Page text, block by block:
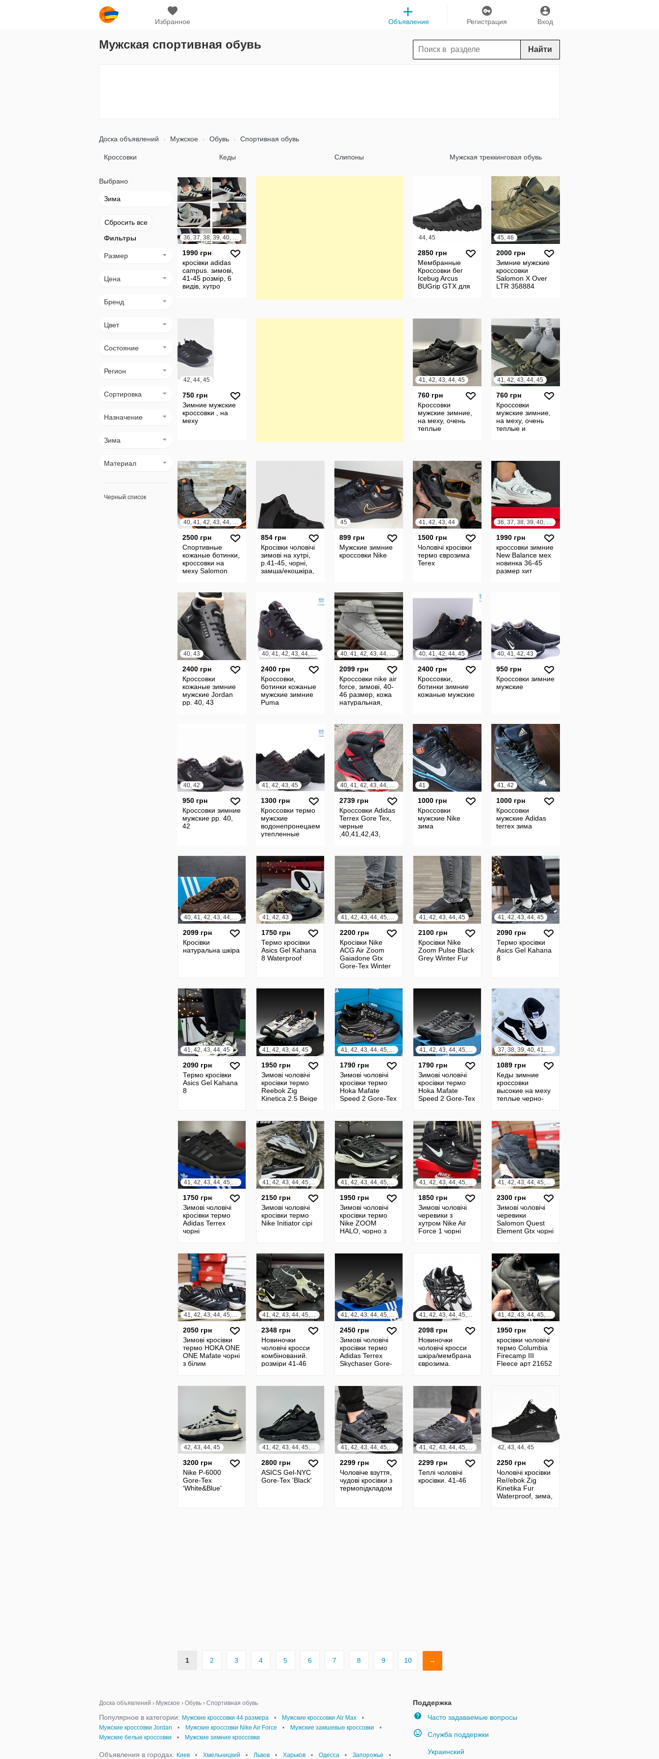
Избранное Вход
Регистрация
Объявление
Мужская спортивная обувь Найти
Доска объявлений Мужское Обувь Спортивная обувь
Кроссовки Кеды Слипоны Мужская треккинговая обувь
Выбрано
Зима
Сбросить все
Фильтры
Размер
Цена
Бренд
Цвет
Состояние
Регион
Сортировка
Назначение
Зима
Материал
Черный список
36, 37, 38, 39, 40, 41, 42, 43, 44, 45
1990 грн
кросівки adidas
campus. зимові,
41-45 розмір, 6
видів, хутро
44, 45
2850 грн
Мембранные
Кроссовки бег
Icebug Arcus
BUGrip GTX для
45, 46
2000 грн
Зимние мужские
кроссовки
Salomon X Over
LTR 358884
42, 44, 45
750 грн
Зимние мужские
кроссовки , на
меху
41, 42, 43, 44, 45
760 грн
Кроссовки
мужские зимние,
на меху, очень
теплые
41, 42, 43, 44, 45
760 грн
Кроссовки
мужские зимние,
на меху, очень
теплые и
40, 41, 42, 43, 44, 45
2500 грн
Спортивные
кожаные ботинки,
кроссовки на
меху Salomon
854 грн
Кросівки чоловічі
зимові на хутрі,
р.41-45, чорні,
замша/екошкіра,
45
899 грн
Мужские зимние
кроссовки Nike
41, 42, 43, 44
1500 грн
Чоловічі кросівки
термо єврозима
Terex
36, 37, 38, 39, 40, 41, 42, 43, 44, 45
1990 грн
кроссовки зимние
New Balance мех
новинка 36-45
размер хит
40, 43
2400 грн
Кроссовки
кожаные зимние
мужские Jordan
рр. 40, 43
40, 41, 42, 43, 44, 45
2400 грн
Кроссовки,
ботинки кожаные
мужские зимние
Puma
40, 41, 42, 43, 44, 45, 46
2099 грн
Кроссовки nike air
force, зимові, 40-
46 размер, кожа
натуральная,
40, 41, 42, 44, 45
2400 грн
Кроссовки,
ботинки зимние
кожаные мужские
40, 41, 42, 43
950 грн
Кроссовки зимние
мужские
40, 42
950 грн
Кроссовки зимние
мужские рр. 40,
42
41, 42, 43, 45
1300 грн
Кроссовки термо
мужские
водонепронецаемые
утепленные
40, 41, 42, 43, 44, 45
2739 грн
Кроссовки Adidas
Terrex Gore Tex,
черные
,40,41,42,43,
41
1000 грн
Кроссовки
мужские Nike
зима
41, 42
1000 грн
Кроссовки
мужские Adidas
terrex зима
40, 41, 42, 43, 44, 45
2099 грн
Кросівки
натуральна шкіра
41, 42, 43
1750 грн
Термо кросівки
Asics Gel Kahana
8 Waterproof
41, 42, 43, 44, 45, 46
2200 грн
Кросівки Nike
ACG Air Zoom
Gaiadone Gtx
Gore-Tex Winter
41, 42, 43, 44, 45
2100 грн
Кросівки Nike
Zoom Pulse Black
Grey Winter Fur
41, 42, 43, 44, 45
2090 грн
Термо кросівки
Asics Gel Kahana
8
41, 42, 43, 44, 45
2090 грн
Термо кросівки
Asics Gel Kahana
8
41, 42, 43, 44, 45
1950 грн
Зимові чоловічі
кросівки термо
Reebok Zig
Kinetica 2.5 Beige
41, 42, 43, 44, 45, 46
1790 грн
Зимові чоловічі
кросівки термо
Hoka Mafate
Speed 2 Gore-Tex
41, 42, 43, 44, 45, 46
1790 грн
Зимові чоловічі
кросівки термо
Hoka Mafate
Speed 2 Gore-Tex
37, 38, 39, 40, 41, 42
1089 грн
Кеды зимние
кроссовки
высокие на меху
теплые черно-
унисекс
41, 42, 43, 44, 45, 46
1750 грн
Зимові чоловічі
кросівки термо
Adidas Terrex
чорні
41, 42, 43, 44, 45, 46
2150 грн
Зимові чоловічі
кросівки термо
Nike Initiator сірі
41, 42, 43, 44, 45, 46
1950 грн
Зимові чоловічі
кросівки термо
Nike ZOOM
HALO, чорно з
41, 42, 43, 44, 45, 46
1850 грн
Зимові чоловічі
черевики з
хутром Nike Air
Force 1 чорні
41, 42, 43, 44, 45, 46
2300 грн
Зимові чоловічі
черевики
Salomon Quest
Element Gtx чорні
41, 42, 43, 44, 45, 46
2050 грн
Зимові кросівки
термо HOKA ONE
ONE Mafate чорні
з білим
41, 42, 43, 44, 45, 46
2348 грн
Новиночки
чоловічі кросси
комбінований.
розміри 41-46
41, 42, 43, 44, 45, 46
2450 грн
Зимові чоловічі
кросівки термо
Adidas Terrex
Skychaser Gore-
41, 42, 43, 44, 45, 46
2098 грн
Новиночки
чоловічі кросси
шкіра/мембрана
єврозима.
41, 42, 43, 44, 45, 46
1950 грн
кросівки чоловічі
термо Columbia
Firecamp III
Fleece арт 21652
42, 43, 44, 45
3200 грн
Nike P-6000
Gore-Tex
'White&Blue'
41, 42, 43, 44, 45, 46
2800 грн
ASICS Gel-NYC
Gore-Tex 'Black'
41, 42, 43, 44, 45, 46
2299 грн
Чоловіче взуття,
чудові кросівки з
термопідкладом
41, 42, 43, 44, 45, 46
2299 грн
Теплі чоловічі
кросівки. 41-46
42, 43, 44, 45
2250 грн
Чоловічі кросівки
Re//ebok Zig
Kinetika Fur
Waterproof, зима,
1 2 3 4 5 6 7 8 9 10 →
Поддержка
Часто задаваемые вопросы
Служба поддержки
Украинский
Доска объявлений › Мужское › Обувь › Спортивная обувь
Популярное в категории: Мужские кроссовки 44 размера • Мужские кроссовки Air Max
•
Мужские кроссовки Jordan
• Мужские кроссовки Nike Air Force • Мужские замшевые кроссовки
•
Мужские белые кроссовки
• Мужские зимние кроссовки
Объявления в городах: Киев • Хмельницкий • Львов • Харьков • Одесса • Запорожье •